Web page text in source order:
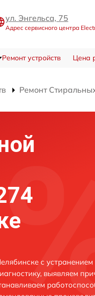
ул. Энгельса, 75
Адрес сервисного центра
Ремонт устройств Цена
Ремонт
с устранением
выявляем